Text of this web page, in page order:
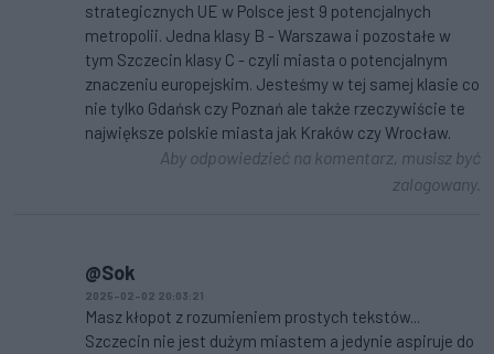
strategicznych UE w Polsce jest 9 potencjalnych
metropolii. Jedna klasy B - Warszawa i pozostałe w
tym Szczecin klasy C - czyli miasta o potencjalnym
znaczeniu europejskim. Jesteśmy w tej samej klasie co
nie tylko Gdańsk czy Poznań ale także rzeczywiście te
największe polskie miasta jak Kraków czy Wrocław.
Aby odpowiedzieć na komentarz, musisz być
zalogowany.
@Sok
2025-02-02 20:03:21
Masz kłopot z rozumieniem prostych tekstów...
Szczecin nie jest dużym miastem a jedynie aspiruje do